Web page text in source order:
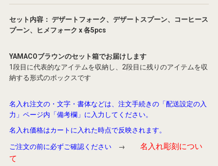
セット内容： デザートフォーク、デザートスプーン、コーヒース
プーン、ヒメフォーク x 各5pcs
YAMACOブラウンのセット箱でお届けします
1段目に代表的なアイテムを収納し、2段目に残りのアイテムを収
納する形式のボックスです
名入れ注文の・文字・書体などは、注文手続きの「配送設定の入
力」ページ内「備考欄」に入力してください。
名入れ価格はカートに入れた時点で反映されます。
ご注文の前に必ずご確認ください →名入れ彫刻につい
て